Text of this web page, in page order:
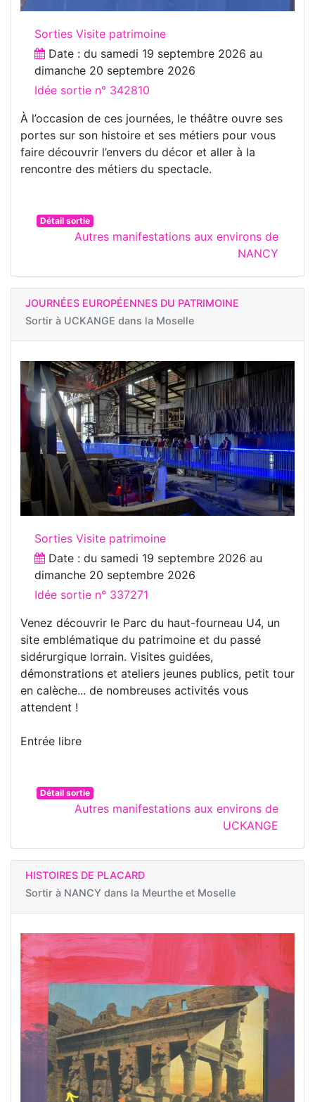
Sorties Visite patrimoine
Date : du samedi 19 septembre 2026 au
dimanche 20 septembre 2026
Idée sortie n° 342810
À l’occasion de ces journées, le théâtre ouvre ses
portes sur son histoire et ses métiers pour vous
faire découvrir l’envers du décor et aller à la
rencontre des métiers du spectacle.
Détail sortie
Autres manifestations aux environs de
NANCY
JOURNÉES EUROPÉENNES DU PATRIMOINE
Sortir à UCKANGE dans la Moselle
Sorties Visite patrimoine
Date : du samedi 19 septembre 2026 au
dimanche 20 septembre 2026
Idée sortie n° 337271
Venez découvrir le Parc du haut-fourneau U4, un
site emblématique du patrimoine et du passé
sidérurgique lorrain. Visites guidées,
démonstrations et ateliers jeunes publics, petit tour
en calèche... de nombreuses activités vous
attendent !
Entrée libre
Détail sortie
Autres manifestations aux environs de
UCKANGE
HISTOIRES DE PLACARD
Sortir à NANCY dans la Meurthe et Moselle